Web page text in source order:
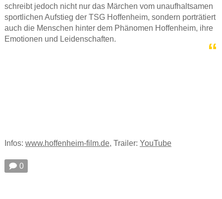
schreibt jedoch nicht nur das Märchen vom unaufhaltsamen
sportlichen Aufstieg der TSG Hoffenheim, sondern porträtiert
auch die Menschen hinter dem Phänomen Hoffenheim, ihre
Emotionen und Leidenschaften.
Infos: www.hoffenheim-film.de, Trailer: YouTube
🗩 0